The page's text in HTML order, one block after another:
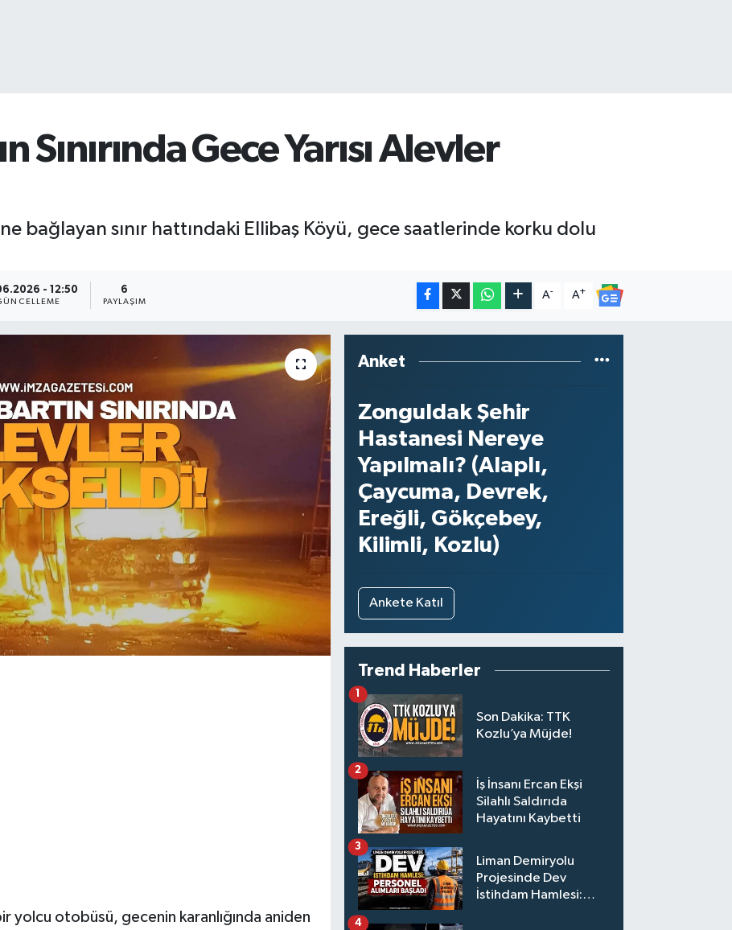
Sınırında Gece Yarısı Alevler
bağlayan sınır hattındaki Ellibaş Köyü, gece saatlerinde korku dolu
- 12:50 6
PAYLAŞIM
A- A+
yolcu otobüsü, gecenin karanlığında aniden
Anket
Zonguldak Şehir
Hastanesi Nereye
Yapılmalı? (Alaplı,
Çaycuma, Devrek,
Ereğli, Gökçebey,
Kilimli, Kozlu)
Ankete Katıl
Trend Haberler
Son Dakika: TTK
Kozlu’ya Müjde!
1
İş İnsanı Ercan Ekşi
Silahlı Saldırıda
Hayatını Kaybetti
2
Liman Demiryolu
Projesinde Dev
İstihdam Hamlesi:
3
4